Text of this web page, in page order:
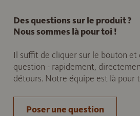
Des questions sur le produit ?
Nous sommes là pour toi !
Il suffit de cliquer sur le bouton et
question - rapidement,
détours. Notre équipe est là pour
Poser une question